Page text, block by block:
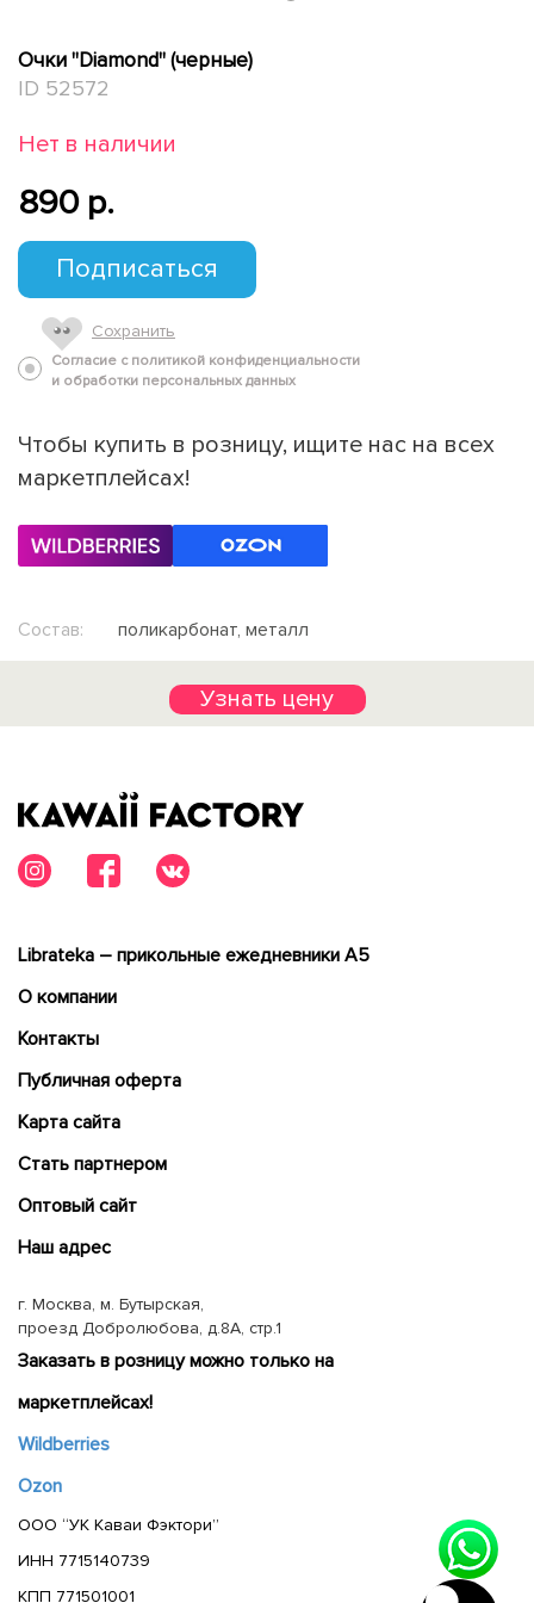
Очки "Diamond" (черные)
ID 52572
Нет в наличии
890 p.
Подписаться
Сохранить
Согласие с политикой конфиденциальности
и обработки персональных данных
Чтобы купить в розницу, ищите нас на всех
маркетплейсах!
Состав: поликарбонат, металл
Узнать цену
Librateka – прикольные ежедневники А5
О компании
Контакты
Публичная оферта
Карта сайта
Cтать партнером
Оптовый сайт
Наш адрес
г. Москва, м. Бутырская,
проезд Добролюбова, д.8А, стр.1
Заказать в розницу можно только на
маркетплейсах!
Wildberries
Ozon
ООО “УК Каваи Фэктори”
ИНН 7715140739
КПП 771501001